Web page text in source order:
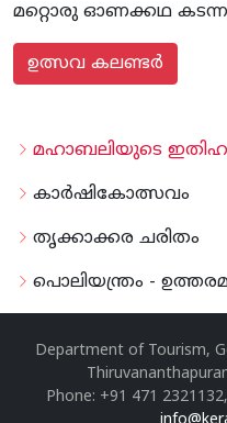
മഹാബലിയുടെ
കാര്‍ഷികോത്സവം
തൃക്കാക്കര ചരിതം
പൊലിയന്ത്രം -
മറ്റൊരു ഓണക്കഥ
ഉത്സവ കലണ്ടര്‍
Department of Tourism,
Phone: +91 471